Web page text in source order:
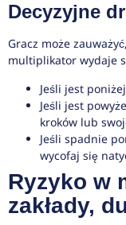
Decyzyjne
Gracz może
multiplikator wydaje
Jeśli jest
Jeśli jest
kroków lub
Jeśli spadnie
wycofaj się
Ryzyko w
zakłady,